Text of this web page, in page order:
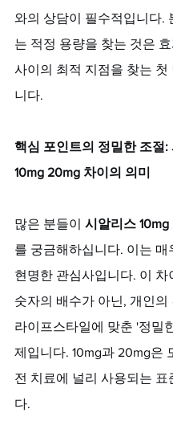
와의 상담이 필수적입니다.
는 적정 용량을 찾는 것은
사이의 최적 지점을 찾는 첫
니다.
핵심 포인트의 정밀한 조절:
10mg 20mg 차이의 의미
많은 분들이 시알리스 10mg
를 궁금해하십니다. 이는 매
현명한 관심사입니다. 이 차
숫자의 배수가 아닌, 개인의
라이프스타일에 맞춘 '정밀
제입니다. 10mg과 20mg은
전 치료에 널리 사용되는 표
다.